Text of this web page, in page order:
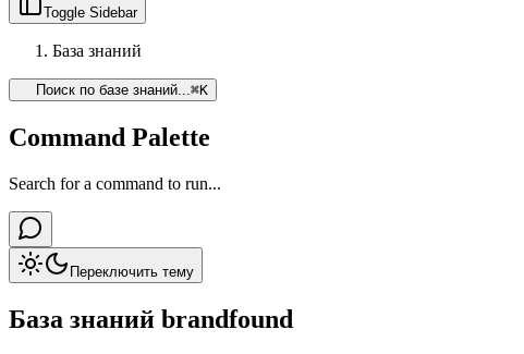
Toggle Sidebar
База знаний
Поиск по базе знаний...⌘K
Command Palette
Search for a command to run...
Переключить тему
База знаний brandfound